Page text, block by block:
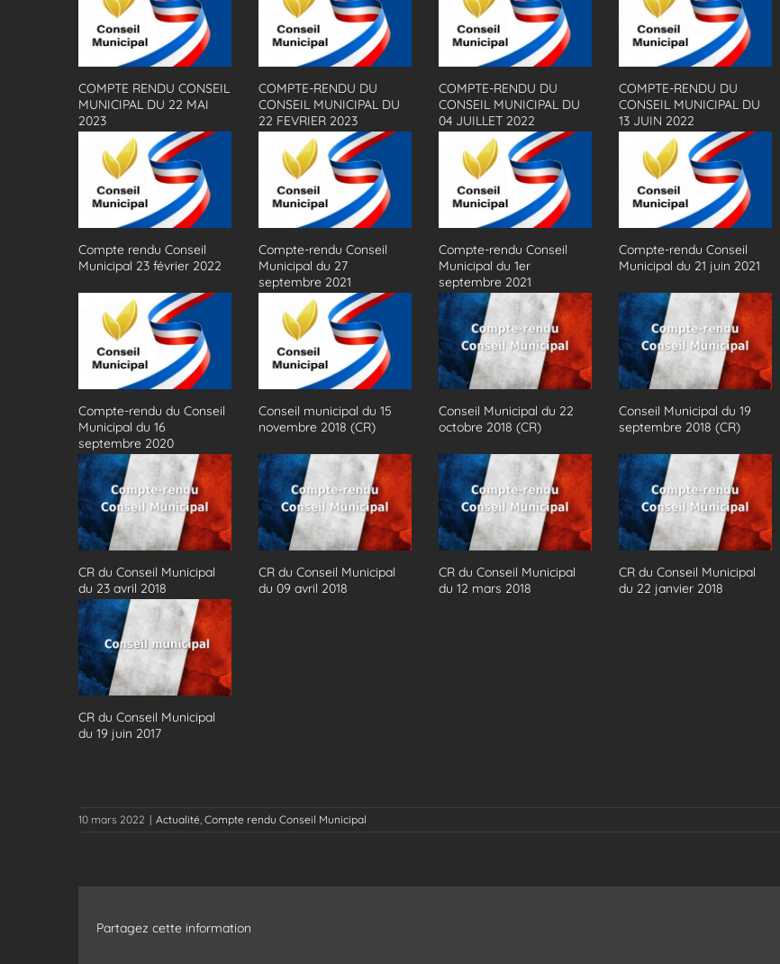
COMPTE RENDU CONSEIL
MUNICIPAL DU 22 MAI
2023
COMPTE-RENDU DU
CONSEIL MUNICIPAL DU
22 FEVRIER 2023
COMPTE-RENDU DU
CONSEIL MUNICIPAL DU
04 JUILLET 2022
COMPTE-RENDU DU
CONSEIL MUNICIPAL DU
13 JUIN 2022
Compte rendu Conseil
Municipal 23 février 2022
Compte-rendu Conseil
Municipal du 27
septembre 2021
Compte-rendu Conseil
Municipal du 1er
septembre 2021
Compte-rendu Conseil
Municipal du 21 juin 2021
Compte-rendu du Conseil
Municipal du 16
septembre 2020
Conseil municipal du 15
novembre 2018 (CR)
Conseil Municipal du 22
octobre 2018 (CR)
Conseil Municipal du 19
septembre 2018 (CR)
CR du Conseil Municipal
du 23 avril 2018
CR du Conseil Municipal
du 09 avril 2018
CR du Conseil Municipal
du 12 mars 2018
CR du Conseil Municipal
du 22 janvier 2018
CR du Conseil Municipal
du 19 juin 2017
10 mars 2022 | Actualité, Compte rendu Conseil Municipal
Partagez cette information